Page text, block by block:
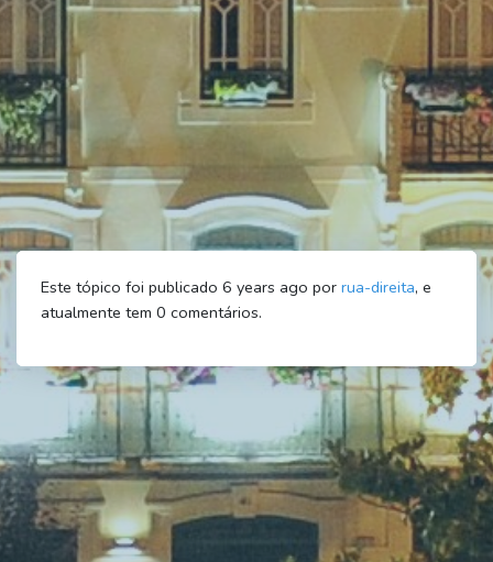
Este tópico foi publicado 6 years ago por rua-direita, e
atualmente tem 0 comentários.